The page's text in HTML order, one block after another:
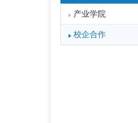
产业学院
校企合作